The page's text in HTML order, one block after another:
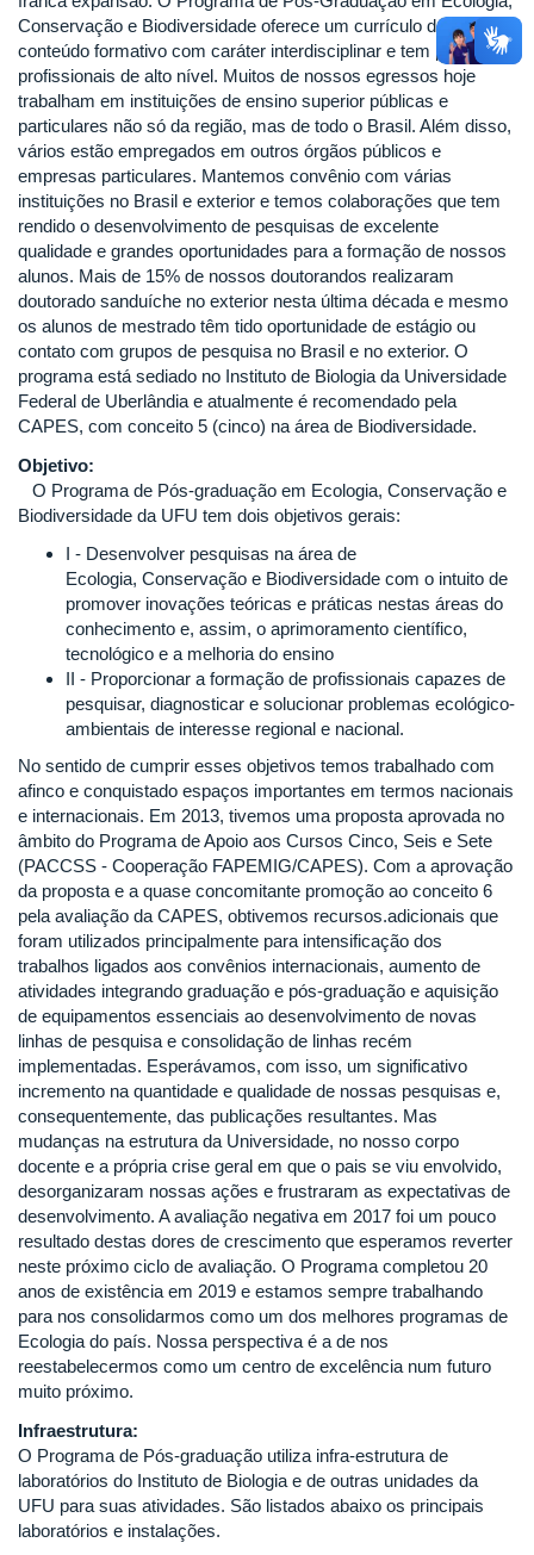
Conservação e Biodiversidade oferece um currículo de
conteúdo formativo com caráter interdisciplinar e tem preparado
profissionais de alto nível. Muitos de nossos egressos hoje
trabalham em instituições de ensino superior públicas e
particulares não só da região, mas de todo o Brasil. Além disso,
vários estão empregados em outros órgãos públicos e
empresas particulares. Mantemos convênio com várias
instituições no Brasil e exterior e temos colaborações que tem
rendido o desenvolvimento de pesquisas de excelente
qualidade e grandes oportunidades para a formação de nossos
alunos. Mais de 15% de nossos doutorandos realizaram
doutorado sanduíche no exterior nesta última década e mesmo
os alunos de mestrado têm tido oportunidade de estágio ou
contato com grupos de pesquisa no Brasil e no exterior. O
programa está sediado no Instituto de Biologia da Universidade
Federal de Uberlândia e atualmente é recomendado pela
CAPES, com conceito 5 (cinco) na área de Biodiversidade.
Objetivo:
O Programa de Pós-graduação em Ecologia, Conservação e
Biodiversidade da UFU tem dois objetivos gerais:
I - Desenvolver pesquisas na área de
Ecologia, Conservação e Biodiversidade com o intuito de
promover inovações teóricas e práticas nestas áreas do
conhecimento e, assim, o aprimoramento científico,
tecnológico e a melhoria do ensino
II - Proporcionar a formação de profissionais capazes de
pesquisar, diagnosticar e solucionar problemas ecológico-
ambientais de interesse regional e nacional.
No sentido de cumprir esses objetivos temos trabalhado com
afinco e conquistado espaços importantes em termos nacionais
e internacionais. Em 2013, tivemos uma proposta aprovada no
âmbito do Programa de Apoio aos Cursos Cinco, Seis e Sete
(PACCSS - Cooperação FAPEMIG/CAPES). Com a aprovação
da proposta e a quase concomitante promoção ao conceito 6
pela avaliação da CAPES, obtivemos recursos.adicionais que
foram utilizados principalmente para intensificação dos
trabalhos ligados aos convênios internacionais, aumento de
atividades integrando graduação e pós-graduação e aquisição
de equipamentos essenciais ao desenvolvimento de novas
linhas de pesquisa e consolidação de linhas recém
implementadas. Esperávamos, com isso, um significativo
incremento na quantidade e qualidade de nossas pesquisas e,
consequentemente, das publicações resultantes. Mas
mudanças na estrutura da Universidade, no nosso corpo
docente e a própria crise geral em que o pais se viu envolvido,
desorganizaram nossas ações e frustraram as expectativas de
desenvolvimento. A avaliação negativa em 2017 foi um pouco
resultado destas dores de crescimento que esperamos reverter
neste próximo ciclo de avaliação. O Programa completou 20
anos de existência em 2019 e estamos sempre trabalhando
para nos consolidarmos como um dos melhores programas de
Ecologia do país. Nossa perspectiva é a de nos
reestabelecermos como um centro de excelência num futuro
muito próximo.
Infraestrutura:
O Programa de Pós-graduação utiliza infra-estrutura de
laboratórios do Instituto de Biologia e de outras unidades da
UFU para suas atividades. São listados abaixo os principais
laboratórios e instalações.